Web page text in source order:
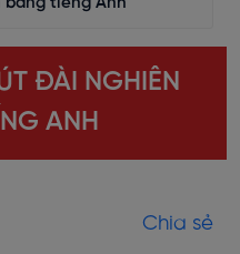
ĐÀI NGHIÊN
ANH
Chia sẻ